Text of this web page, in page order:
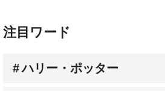
注目ワード
ハリー・ポッター